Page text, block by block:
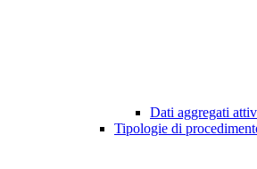
Dati aggregati
Tipologie di